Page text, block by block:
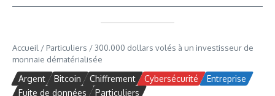
Accueil / Particuliers / 300.000 dollars volés à un investisseur de
monnaie dématérialisée
Argent Bitcoin Chiffrement Cybersécurité
Entreprise
Fuite de données
Particuliers